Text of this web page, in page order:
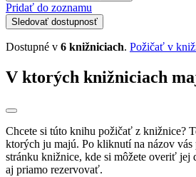
Pridať do zoznamu
Sledovať dostupnosť
Dostupné v 6 knižniciach. Požičať v
V ktorých knižniciach
Chcete si túto knihu požičať z knižnice?
ktorých ju majú. Po kliknutí na názov vás
stránku knižnice, kde si môžete overiť jej
aj priamo rezervovať.